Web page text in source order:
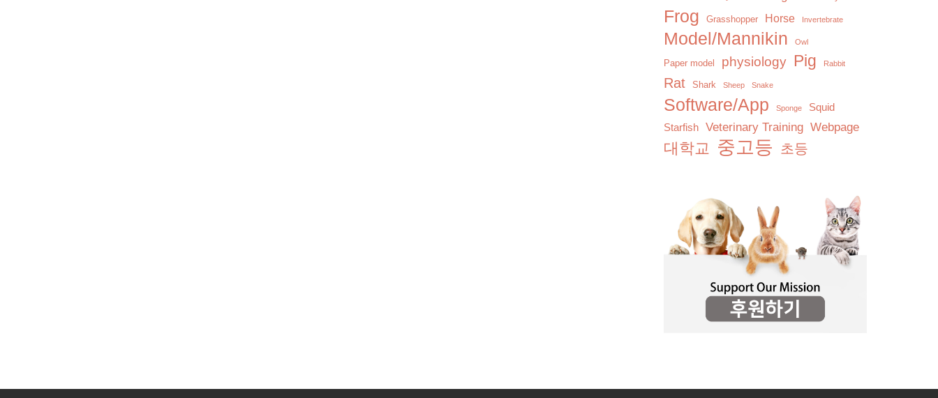
Frog Grasshopper Horse Invertebrate
Model/Mannikin Owl
Paper model physiology Pig Rabbit
Rat Shark Sheep Snake
Software/App Sponge
Squid
Starfish
Veterinary Training Webpage
대학교 중고등 초등